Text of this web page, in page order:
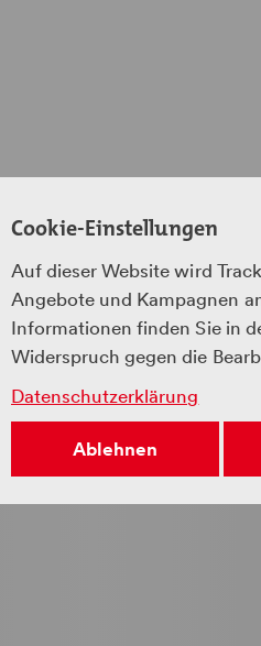
Bahn kann zu Fuss
Cookie-Einstellungen
Auf dieser Website wird
Angebote und Kampagnen
Informationen finden Sie in
Widerspruch gegen die
Datenschutzerklärung
Ablehnen